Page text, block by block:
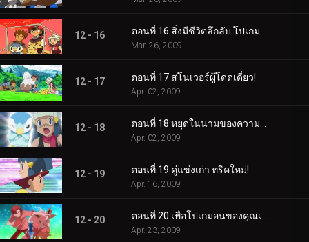
12 - 16
Mar. 26, 2009
12 - 17 ตอนที่ 17 สโนเวอร์ผู้โดดเดี่ยว!
Apr. 02, 2009
12 - 18
Apr. 02, 2009
12 - 19 ตอนที่ 19 คู่แข่งเก่า ทริคใหม่!
Apr. 16, 2009
12 - 20
Apr. 23, 2009